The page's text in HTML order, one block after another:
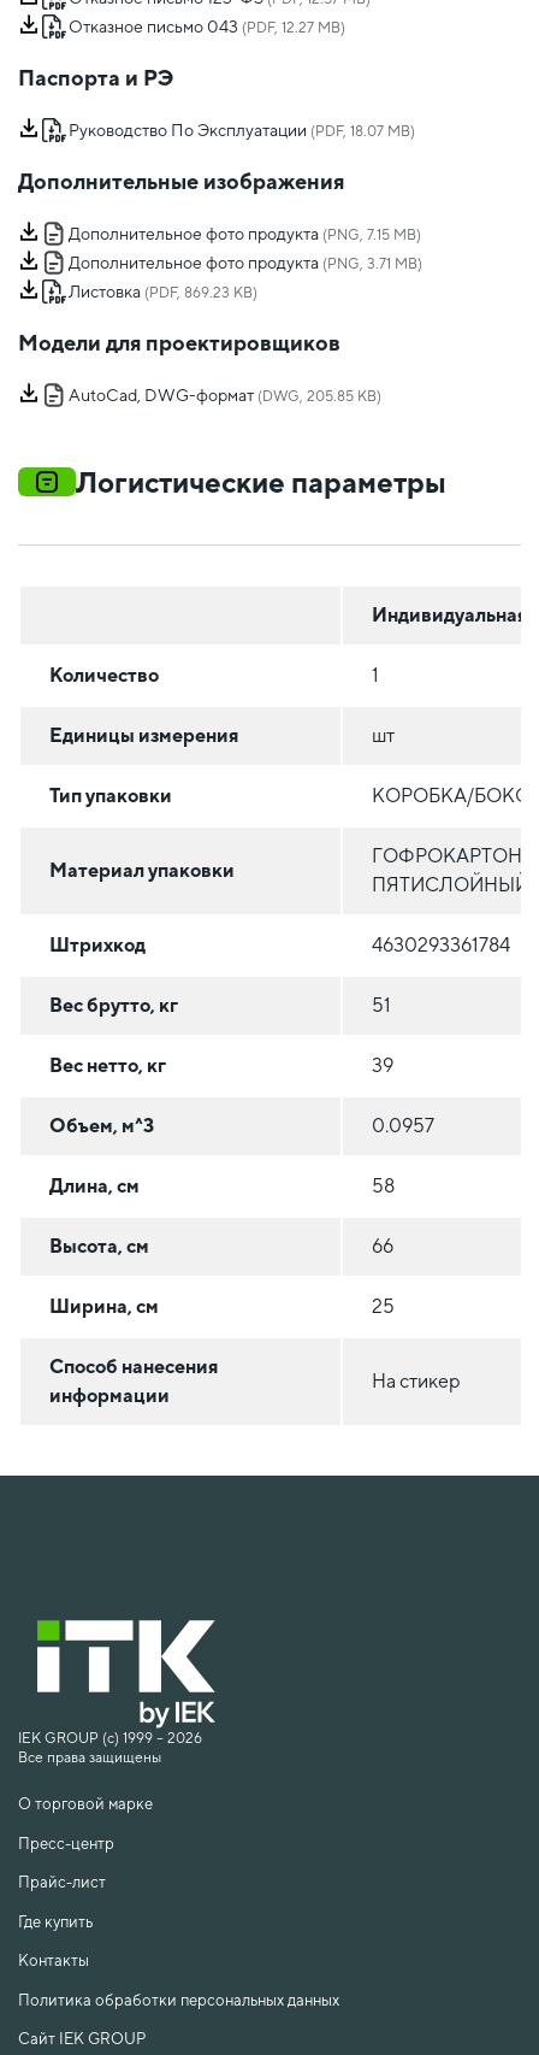
Отказное письмо 043 (PDF, 12.27 MB)
Паспорта и РЭ
Руководство По Эксплуатации (PDF, 18.07 MB)
Дополнительные изображения
Дополнительное фото продукта (PNG, 7.15 MB)
Дополнительное фото продукта (PNG, 3.71 MB)
Листовка (PDF, 869.23 KB)
Модели для проектировщиков
AutoCad, DWG-формат (DWG, 205.85 KB)
Логистические параметры
Индивидуальная
Количество 1
Единицы измерения шт
Тип упаковки КОРОБКА/БОКС
Материал упаковки
ГОФРОКАРТОН
ПЯТИСЛОЙНЫЙ
Штрихкод 4630293361784
Вес брутто, кг 51
Вес нетто, кг 39
Объем, м^3 0.0957
Длина, см 58
Высота, см 66
Ширина, см 25
Способ нанесения
информации
На стикер
IEK GROUP (c) 1999 – 2026
Все права защищены
О торговой марке
Пресс-центр
Прайс-лист
Где купить
Контакты
Политика обработки персональных данных
Сайт IEK GROUP